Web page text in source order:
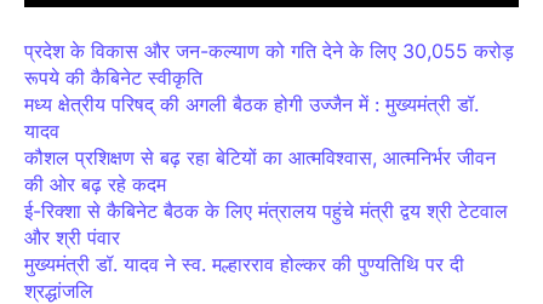
प्रदेश के विकास और जन-कल्याण को गति देने के लिए 30,055 करोड़
रूपये की कैबिनेट स्वीकृति
मध्य क्षेत्रीय परिषद् की अगली बैठक होगी उज्जैन में : मुख्यमंत्री डॉ.
यादव
कौशल प्रशिक्षण से बढ़ रहा बेटियों का आत्मविश्वास, आत्मनिर्भर जीवन
की ओर बढ़ रहे कदम
ई-रिक्शा से कैबिनेट बैठक के लिए मंत्रालय पहुंचे मंत्री द्वय श्री टेटवाल
और श्री पंवार
मुख्यमंत्री डॉ. यादव ने स्व. मल्हारराव होल्कर की पुण्यतिथि पर दी
श्रद्धांजलि